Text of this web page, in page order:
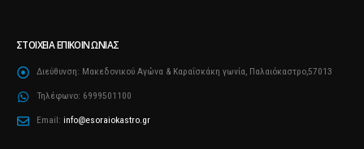
ΣΤΟΙΧΕΊΑ ΕΠΙΚΟΙΝΩΝΊΑΣ
Διεύθυνση: Μακεδονικού Αγώνα & Καραΐσκάκη γωνία, Παλαιόκαστρο,57013
Τηλέφωνο: 6999501100
Email: info@esoraiokastro.gr